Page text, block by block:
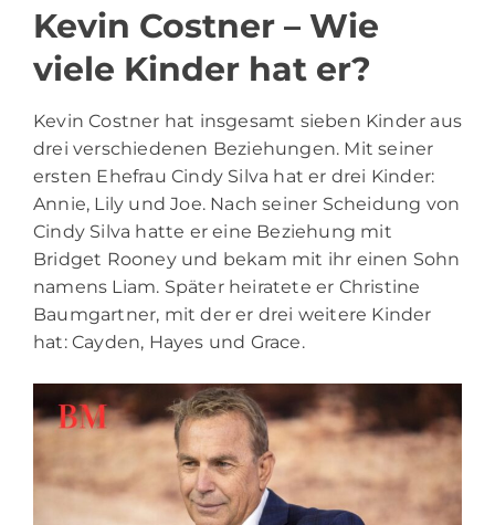
Kevin Costner – Wie
viele Kinder hat er?
Kevin Costner hat insgesamt sieben Kinder aus
drei verschiedenen Beziehungen. Mit seiner
ersten Ehefrau Cindy Silva hat er drei Kinder:
Annie, Lily und Joe. Nach seiner Scheidung von
Cindy Silva hatte er eine Beziehung mit
Bridget Rooney und bekam mit ihr einen Sohn
namens Liam. Später heiratete er Christine
Baumgartner, mit der er drei weitere Kinder
hat: Cayden, Hayes und Grace.